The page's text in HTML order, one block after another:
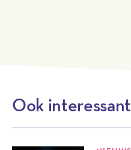
Ook interessant